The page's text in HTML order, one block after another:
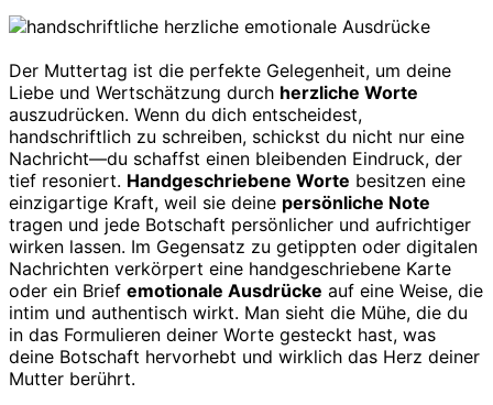
Der Muttertag ist die perfekte Gelegenheit, um deine
Liebe und Wertschätzung durch herzliche Worte
auszudrücken. Wenn du dich entscheidest,
handschriftlich zu schreiben, schickst du nicht nur eine
Nachricht—du schaffst einen bleibenden Eindruck, der
tief resoniert. Handgeschriebene Worte besitzen eine
einzigartige Kraft, weil sie deine persönliche Note
tragen und jede Botschaft persönlicher und aufrichtiger
wirken lassen. Im Gegensatz zu getippten oder digitalen
Nachrichten verkörpert eine handgeschriebene Karte
oder ein Brief emotionale Ausdrücke auf eine Weise, die
intim und authentisch wirkt. Man sieht die Mühe, die du
in das Formulieren deiner Worte gesteckt hast, was
deine Botschaft hervorhebt und wirklich das Herz deiner
Mutter berührt.